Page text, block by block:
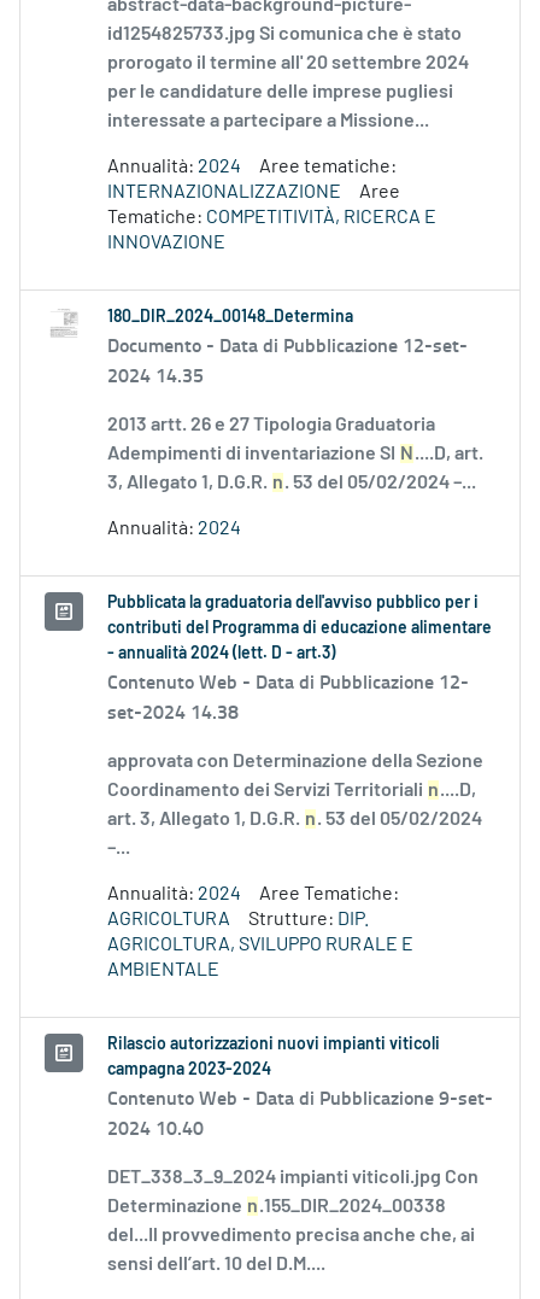
abstract-data-background-picture-
id1254825733.jpg Si comunica che è stato
prorogato il termine all' 20 settembre 2024
per le candidature delle imprese pugliesi
interessate a partecipare a Missione...
Annualità: 2024
Aree tematiche:
INTERNAZIONALIZZAZIONE
Aree
Tematiche: COMPETITIVITÀ, RICERCA E
INNOVAZIONE
180_DIR_2024_00148_Determina
Documento - Data di Pubblicazione 12-set-
2024 14.35
2013 artt. 26 e 27 Tipologia Graduatoria
Adempimenti di inventariazione SI
N ....D, art.
3, Allegato 1, D.G.R. n. 53 del 05/02/2024 –...
Annualità: 2024
Pubblicata la graduatoria dell'avviso pubblico per i
contributi del Programma di educazione alimentare
- annualità 2024 (lett. D - art.3)
Contenuto Web - Data di Pubblicazione 12-
set-2024 14.38
approvata con Determinazione della Sezione
Coordinamento dei Servizi Territoriali n....D,
art. 3, Allegato 1, D.G.R. n. 53 del 05/02/2024
–...
Annualità: 2024
Aree Tematiche:
AGRICOLTURA
Strutture: DIP.
AGRICOLTURA, SVILUPPO RURALE E
AMBIENTALE
Rilascio autorizzazioni nuovi impianti viticoli
campagna 2023-2024
Contenuto Web - Data di Pubblicazione 9-set-
2024 10.40
DET_338_3_9_2024 impianti viticoli.jpg Con
Determinazione n.155_DIR_2024_00338
del...Il provvedimento precisa anche che, ai
sensi dell’art. 10 del D.M....